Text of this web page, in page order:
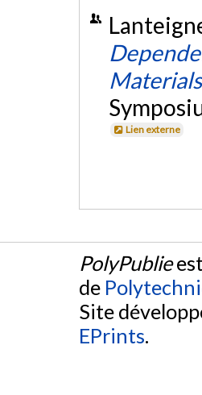
Materials
Lien externe
PolyPublie
de
Site
EPrints.